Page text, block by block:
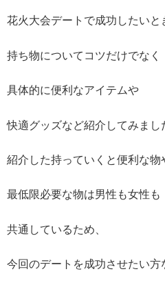
花火大会デートで成功したいと
持ち物についてコツだけでなく
具体的に便利なアイテムや
快適グッズなど紹介してみまし
紹介した持っていくと便利な物
最低限必要な物は男性も女性も
共通しているため、
今回のデートを成功させたい方